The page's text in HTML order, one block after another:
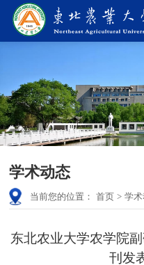
学术动态
当前您的位置： 首页 > 学
东北农业大学农学院
刊发